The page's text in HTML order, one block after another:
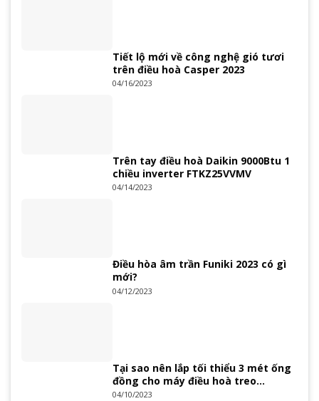
Tiết lộ mới về công nghệ gió tươi
trên điều hoà Casper 2023
04/16/2023
Trên tay điều hoà Daikin 9000Btu 1
chiều inverter FTKZ25VVMV
04/14/2023
Điều hòa âm trần Funiki 2023 có gì
mới?
04/12/2023
Tại sao nên lắp tối thiểu 3 mét ống
đồng cho máy điều hoà treo
tường?
04/10/2023